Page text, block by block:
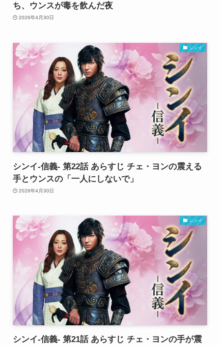
ち、ウンスが毒を飲んだ夜
2026年4月30日
シンイ
シンイ-信義- 第22話 あらすじ チェ・ヨンの震える
手とウンスの「一人にしないで」
2026年4月30日
シンイ
シンイ-信義- 第21話 あらすじ チェ・ヨンの手が震